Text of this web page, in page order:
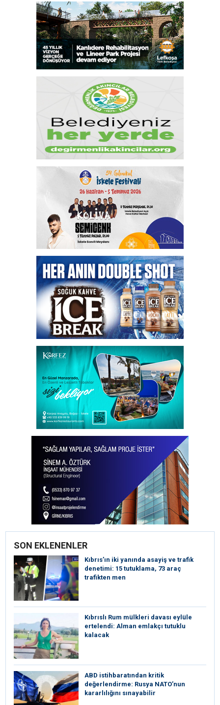
SON EKLENENLER
Kıbrıs’ın iki yanında asayiş ve trafik
denetimi: 15 tutuklama, 73 araç
trafikten men
Kıbrıslı Rum mülkleri davası eylüle
ertelendi: Alman emlakçı tutuklu
kalacak
ABD istihbaratından kritik
değerlendirme: Rusya NATO’nun
kararlılığını sınayabilir